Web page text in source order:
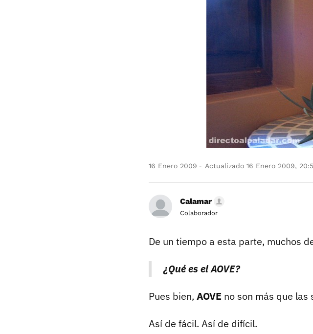
16 Enero 2009 Actualizado 16 Enero 2009,
Calamar
Colaborador
De un tiempo a esta parte, muchos
¿Qué es el AOVE?
Pues bien, AOVE no son más que las
Así de fácil. Así de difícil.